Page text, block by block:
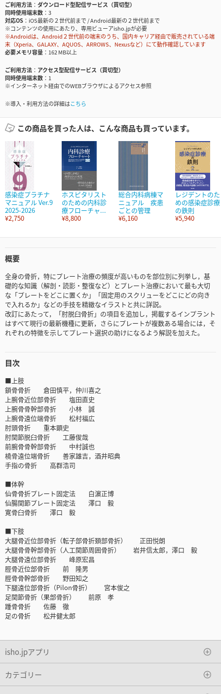
ご利用方法
ダウンロード型配信サービス（買切型）
同時使用端末数
3
対応OS
iOS最新の２世代前まで / Android最新の２世代前まで
※コンテンツの使用にあたり、専用ビューアisho.jpが必要
※Androidは、Android２世代前の端末のうち、国内キャリア経由で販売されている端
末（Xperia、GALAXY、AQUOS、ARROWS、Nexusなど）にて動作確認しています
必要メモリ容量
162 MB以上
ご利用方法
アクセス型配信サービス（買切型）
同時使用端末数
1
※インターネット経由でのWEBブラウザによるアクセス参照
※導入・利用方法の詳細はこちら
この商品を買った人は、こんな商品も買っています。
感染症プラチナ
マニュアル Ver.9
2025-2026
¥2,750
ホスピタリスト
のための内科診
療フローチャ...
¥8,800
総合内科病棟マ
ニュアル 疾患
ごとの管理
¥6,160
レジデントのた
めの感染症診療
の鉄則
¥5,940
概要
全身の骨折，特にプレート治療の頻度が高いものを部位別に列挙し，基
礎的な知識（解剖・読影・整復など）とプレート治療において最も大切
な「プレートをどこに置くか」「固定用のスクリューをどこにどの向き
で入れるか」などの手技を精緻なイラストと共に詳説。
改訂にあたって，「肘脱臼骨折」の項目を追加し，掲載するインプラント
はすべて現行の最新機種に更新，さらにプレートが複数ある場合には，そ
れぞれの特徴を示してプレート選択の助けになるよう解説を加えた。
目次
■上肢
鎖骨骨折 倉田慎平，仲川喜之
上腕骨近位部骨折 塩田直史
上腕骨骨幹部骨折 小林 誠
上腕骨遠位端骨折 松村福広
肘頭骨折 重本顕史
肘関節脱臼骨折 工藤俊哉
前腕骨骨幹部骨折 中村誠也
橈骨遠位端骨折 善家雄吉，酒井昭典
手指の骨折 高群浩司
■体幹
仙骨骨折プレート固定法 白濵正博
仙腸関節プレート固定法 澤口 毅
寛骨臼骨折 澤口 毅
■下肢
大腿骨近位部骨折（転子部骨折頚部骨折） 正田悦朗
大腿骨骨幹部骨折（人工関節周囲骨折） 岩井信太郎，澤口 毅
大腿骨遠位部骨折 峰原宏昌
脛骨近位部骨折 前 隆男
脛骨骨幹部骨折 野田知之
下腿遠位部骨折（Pilon骨折） 宮本俊之
足関節骨折（果部骨折） 前原 孝
踵骨骨折 佐藤 徹
足の骨折 松井健太郎
isho.jpアプリ
カテゴリー